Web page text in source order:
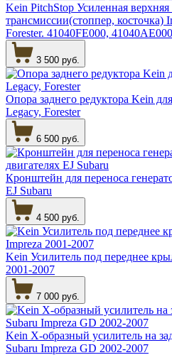
Kein PitchStop Усиленная верхняя
трансмиссии(стоппер, косточка)
Forester. 41040FE000, 41040AE000
3 500 руб.
Опора заднего редуктора Kein
Legacy, Forester
6 500 руб.
Кронштейн для переноса
EJ Subaru
4 500 руб.
Kein Усилитель под переднее
2001-2007
7 000 руб.
Kein Х-образный усилитель на
Subaru Impreza GD 2002-2007